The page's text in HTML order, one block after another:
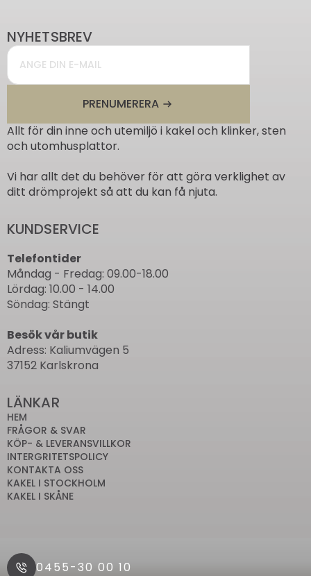
NYHETSBREV
Email
PRENUMERERA
Allt för din inne och utemiljö i kakel och klinker, sten
och utomhusplattor.
Vi har allt det du behöver för att göra verklighet av
ditt drömprojekt så att du kan få njuta.
KUNDSERVICE
Telefontider
Måndag - Fredag: 09.00-18.00
Lördag: 10.00 - 14.00
Söndag: Stängt
Besök vår butik
Adress: Kaliumvägen 5
37152 Karlskrona
LÄNKAR
HEM
FRÅGOR & SVAR
KÖP- & LEVERANSVILLKOR
INTERGRITETSPOLICY
KONTAKTA OSS
KAKEL I STOCKHOLM
KAKEL I SKÅNE
0455-30 00 10